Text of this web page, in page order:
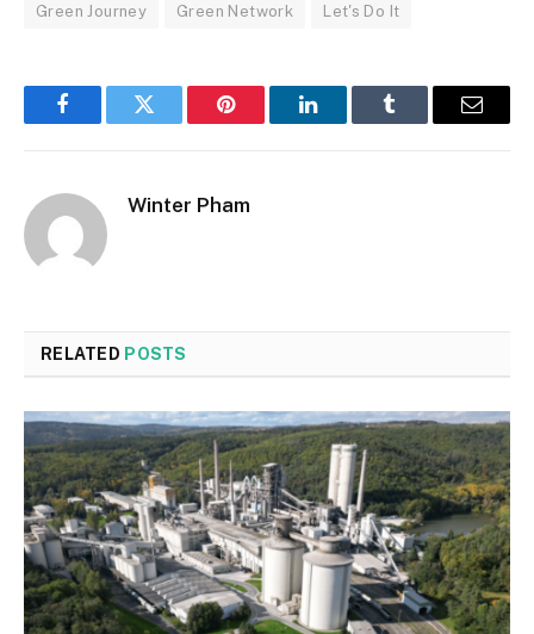
Green Journey Green Network Let's Do It
FacebookTwitter Pinterest LinkedInTumblr Email
Winter Pham
RELATED POSTS